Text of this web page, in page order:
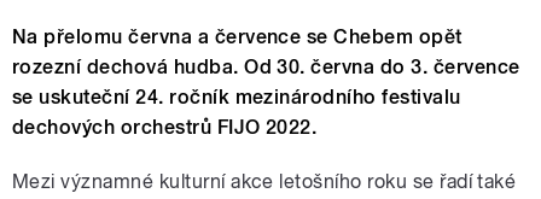
Na přelomu června a července se Chebem opět
rozezní dechová hudba. Od 30. června do 3. července
se uskuteční 24. ročník mezinárodního festivalu
dechových orchestrů FIJO 2022.
Mezi významné kulturní akce letošního roku se řadí také